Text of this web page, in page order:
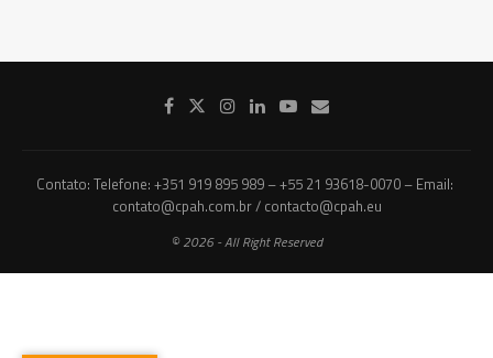
Contato: Telefone: +351 919 895 989 – +55 21 93618-0070 – Email:
contato@cpah.com.br / contacto@cpah.eu
© 2026 - All Right Reserved